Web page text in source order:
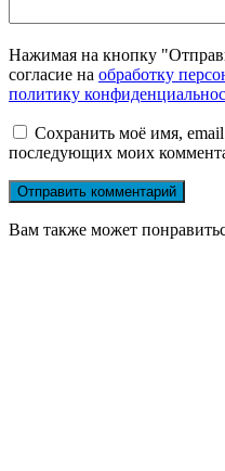
Нажимая на кнопку
согласие на обработку
политику
Сохранить моё имя, email
последующих моих
Вам также может